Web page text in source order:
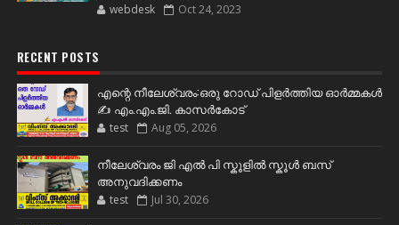
webdesk Oct 24, 2023
RECENT POSTS
എന്റെ നീലേശ്വരം:ഒരു റോഡ് പിളർത്തിയ ഓർമ്മകൾ
✍️ എം.എം.ജി. കാസർകോട്
test Aug 05, 2026
നീലേശ്വരം ജി എൽ പി സ്കൂളിൽ സ്കൂൾ ബസ്
അനുവദിക്കണം
test Jul 30, 2026